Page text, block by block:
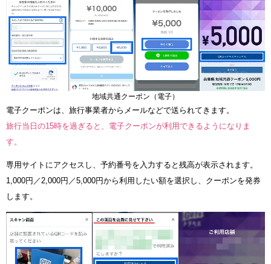
地域共通クーポン（電子）
電子クーポンは、旅行事業者からメールなどで送られてきます。
旅行当日の15時を過ぎると、電子クーポンが利用できるようになりま
す。
専用サイトにアクセスし、予約番号を入力すると残高が表示されます。
1,000円／2,000円／5,000円から利用したい額を選択し、クーポンを発券
します。